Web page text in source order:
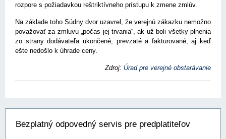
rozpore s požiadavkou reštriktívneho prístupu k zmene zmlúv.
Na základe toho Súdny dvor uzavrel, že verejnú zákazku nemožno
považovať za zmluvu „počas jej trvania“, ak už boli všetky plnenia
zo strany dodávateľa ukončené, prevzaté a fakturované, aj keď
ešte nedošlo k úhrade ceny.
Zdroj: Úrad pre verejné obstarávanie
Bezplatný odpovedný servis pre predplatiteľov